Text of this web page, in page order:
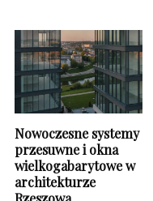
Nowoczesne systemy
przesuwne i okna
wielkogabarytowe w
architekturze